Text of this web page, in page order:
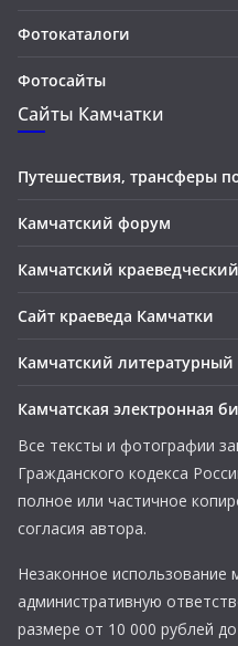
Фотокаталоги
Фотосайты
Сайты Камчатки
Путешествия, трансферы
Камчатский форум
Камчатский
Сайт краеведа Камчатки
Камчатский литературный
Камчатская электронная
Все тексты и фотографии
Гражданского кодекса
полное или частичное
согласия автора.
Незаконное использование
административную
размере от 10 000 рублей